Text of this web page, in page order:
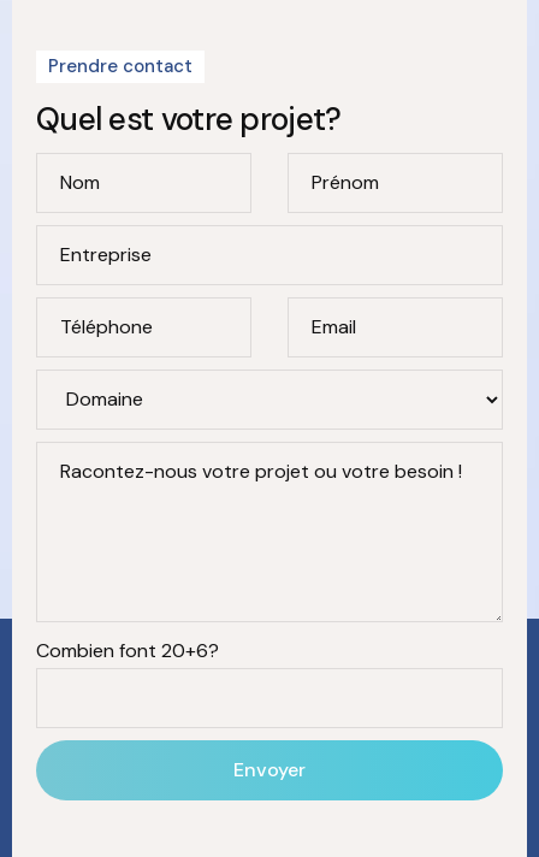
Prendre contact
Quel est votre projet?
Nom Prénom
Entreprise
Téléphone Email
Racontez-nous votre projet ou votre besoin !
Combien font 20+6?